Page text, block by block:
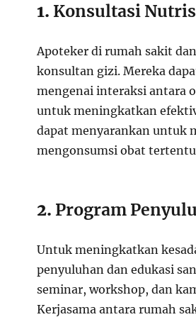
1. Konsultasi
Apoteker di rumah sakit
konsultan gizi. Mereka
mengenai interaksi antara
untuk meningkatkan
dapat menyarankan untuk
mengonsumsi obat
2. Program
Untuk meningkatkan
penyuluhan dan edukasi
seminar, workshop, dan
Kerjasama antara rumah